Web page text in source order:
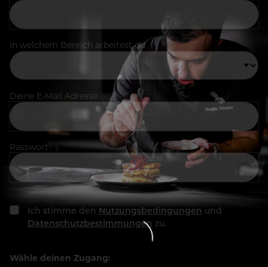
In welchem Bereich arbeitest du
Deine E-Mail Adresse
Passwort
Ich stimme den Nutzungsbedingungen und
Datenschutzbestimmungen zu.
Wähle deinen Zugang: